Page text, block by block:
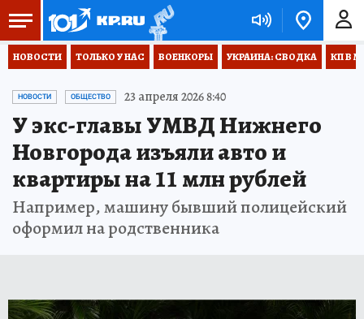
НОВОСТИ ТОЛЬКО У НАС ВОЕНКОРЫ УКРАИНА: СВОДКА КП В
НОВОСТИ ОБЩЕСТВО 23 апреля 2026 8:40
У экс-главы УМВД Нижнего
Новгорода изъяли авто и
квартиры на 11 млн рублей
Например, машину бывший полицейский
оформил на родственника